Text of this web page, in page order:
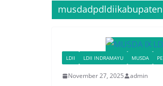
LDII LDII INDRAMAYU MUSDA
November 27, 2025 admin